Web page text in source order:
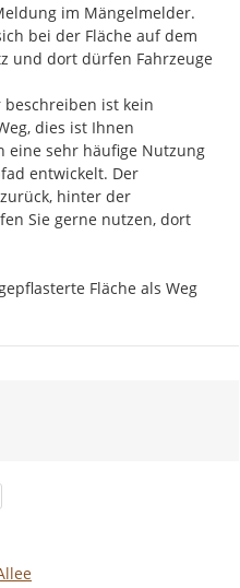
im Mängelmelder.
bei der Fläche auf dem
und dort dürfen Fahrzeuge
beschreiben ist kein
dies ist Ihnen
eine sehr häufige Nutzung
entwickelt. Der
hinter der
Sie gerne nutzen, dort
Fläche als Weg